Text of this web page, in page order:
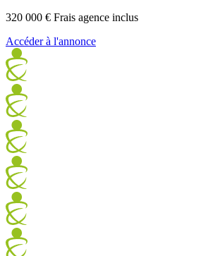
320 000 € Frais agence inclus
Accéder à l'annonce